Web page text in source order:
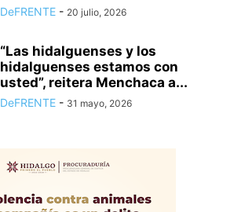
DeFRENTE - 20 julio, 2026
“Las hidalguenses y los
hidalguenses estamos con
usted”, reitera Menchaca a...
DeFRENTE - 31 mayo, 2026